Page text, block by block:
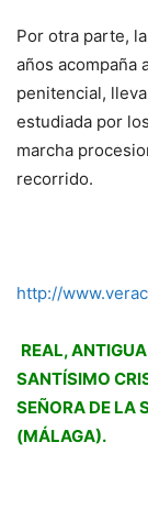
Por otra parte,
años acompaña
penitencial,
estudiada por
marcha
recorrido.
http://
REAL,
SANTÍSIMO
SEÑORA DE LA
(MÁLAGA).